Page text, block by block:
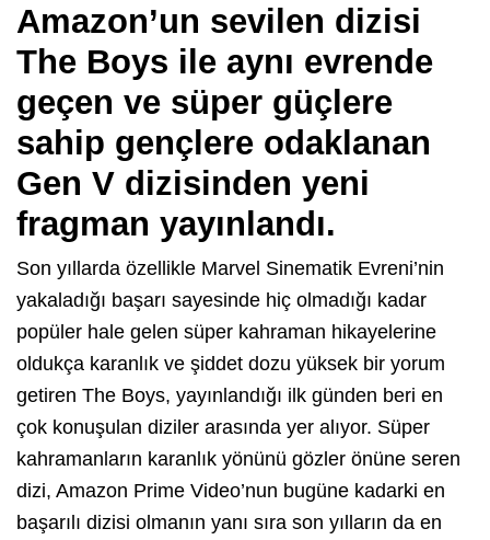
Amazon’un sevilen dizisi
The Boys ile aynı evrende
geçen ve süper güçlere
sahip gençlere odaklanan
Gen V dizisinden yeni
fragman yayınlandı.
Son yıllarda özellikle Marvel Sinematik Evreni’nin
yakaladığı başarı sayesinde hiç olmadığı kadar
popüler hale gelen süper kahraman hikayelerine
oldukça karanlık ve şiddet dozu yüksek bir yorum
getiren The Boys, yayınlandığı ilk günden beri en
çok konuşulan diziler arasında yer alıyor. Süper
kahramanların karanlık yönünü gözler önüne seren
dizi, Amazon Prime Video’nun bugüne kadarki en
başarılı dizisi olmanın yanı sıra son yılların da en